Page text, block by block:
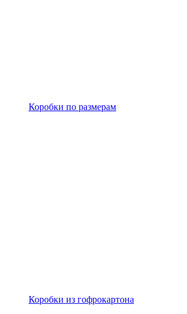
Коробки по размерам
Коробки из гофрокартона